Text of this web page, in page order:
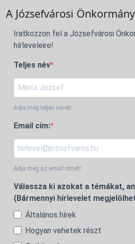
A Józsefvárosi
Iratkozzon fel a Józsefvárosi
hírleveleire!
Teljes név
Adja meg teljes nevét!
Email cím:
Adja meg az email címét!
Válassza ki azokat a témákat,
(Bármennyi hírlevelet
Általános hírek
Hogyan vehetek részt